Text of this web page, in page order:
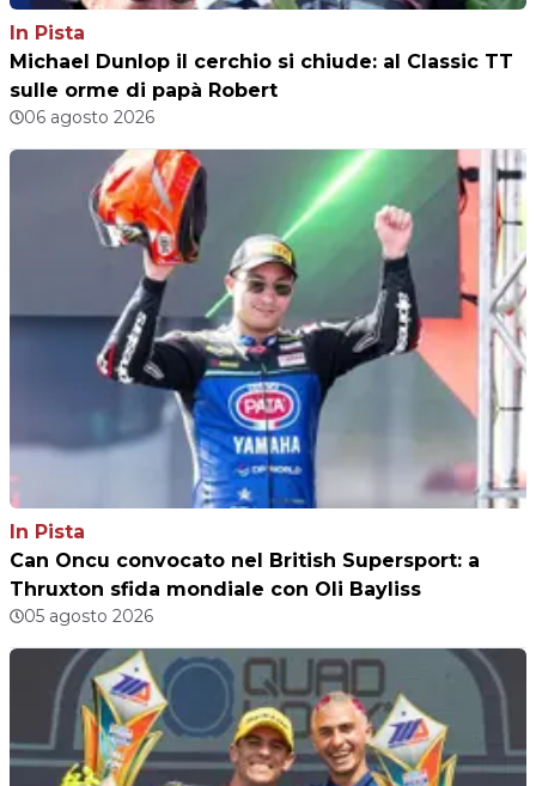
In Pista
Michael Dunlop il cerchio si chiude: al Classic TT
sulle orme di papà Robert
06 agosto 2026
In Pista
Can Oncu convocato nel British Supersport: a
Thruxton sfida mondiale con Oli Bayliss
05 agosto 2026